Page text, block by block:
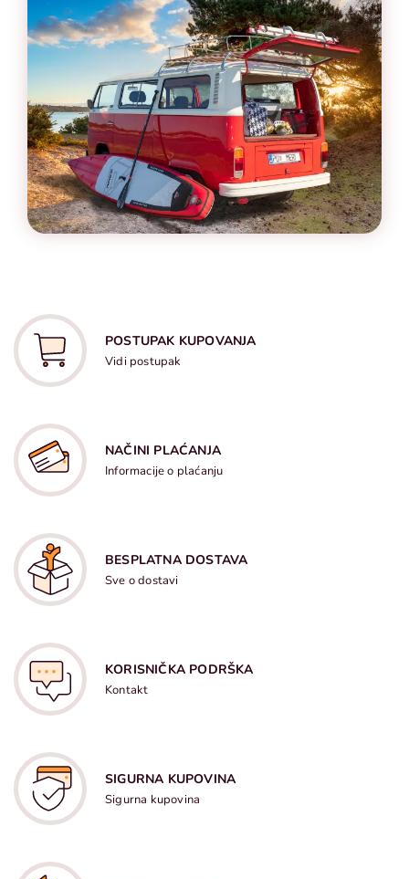
POSTUPAK KUPOVANJA
Vidi postupak
NAČINI PLAĆANJA
Informacije o plaćanju
BESPLATNA DOSTAVA
Sve o dostavi
KORISNIČKA PODRŠKA
Kontakt
SIGURNA KUPOVINA
Sigurna kupovina